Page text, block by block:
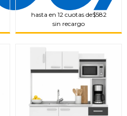
hasta en 12 cuotas de$582
sin recargo